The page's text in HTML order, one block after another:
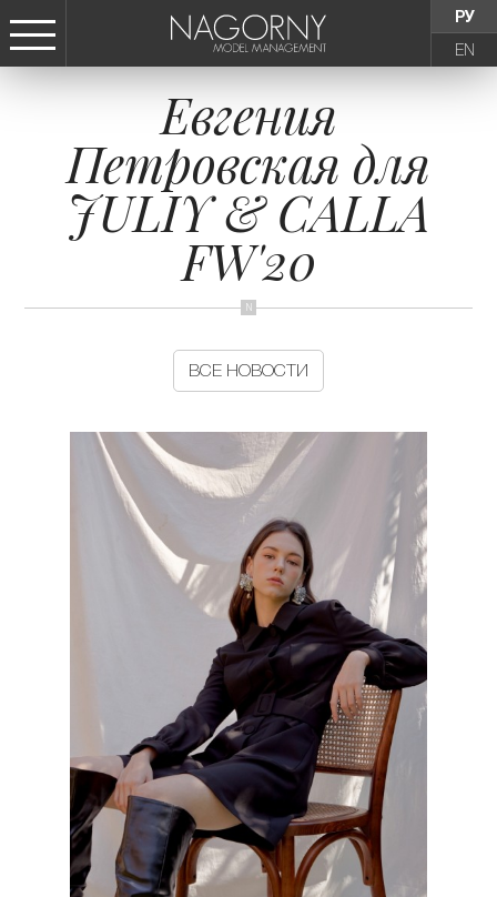
РУ
EN
СТАТЬ МОДЕЛЬЮ
ДЕВУШКИ
ТИНЕЙДЖЕРЫ
ДЕТИ
АГЕНТСТВО
НОВОСТИ
КОНТАКТЫ
Евгения
Петровская для
JULIY & CALLA
FW'20
ВСЕ НОВОСТИ